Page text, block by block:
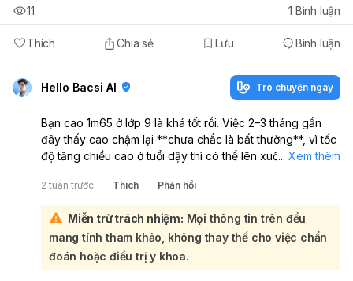
Thích Chia sẻ Lưu Bình luận
11 1 Bình luận
Hello Bacsi AI Trò chuyện ngay
Bạn cao 1m65 ở lớp 9 là khá tốt rồi. Việc 2–3 tháng gần
đây thấy cao chậm lại **chưa chắc là bất thường**, vì tốc
độ tăng chiều cao ở tuổi dậy thì có thể lên xuống theo
Nếu em đã dậy thì từ lớp 7 thì hiện nay có thể đang bước
vào giai đoạn tăng trưởng chậm dần. Thường sau khi dậy
thì được vài năm, tốc độ cao sẽ giảm dần, nhưng nhiều
bạn vẫn còn cao thêm đến khoảng 17–18 tuổi, tùy cơ địa
và tình trạng dậy thì. Em nên theo dõi thêm:
Mỗi 3–6 tháng đo chiều cao lại để xem có thật sự chậm
... Xem thêm
2 tuần trước Thích Phản hồi
Miễn trừ trách nhiệm: Mọi thông tin trên đều
mang tính tham khảo, không thay thế cho việc chẩn
đoán hoặc điều trị y khoa.